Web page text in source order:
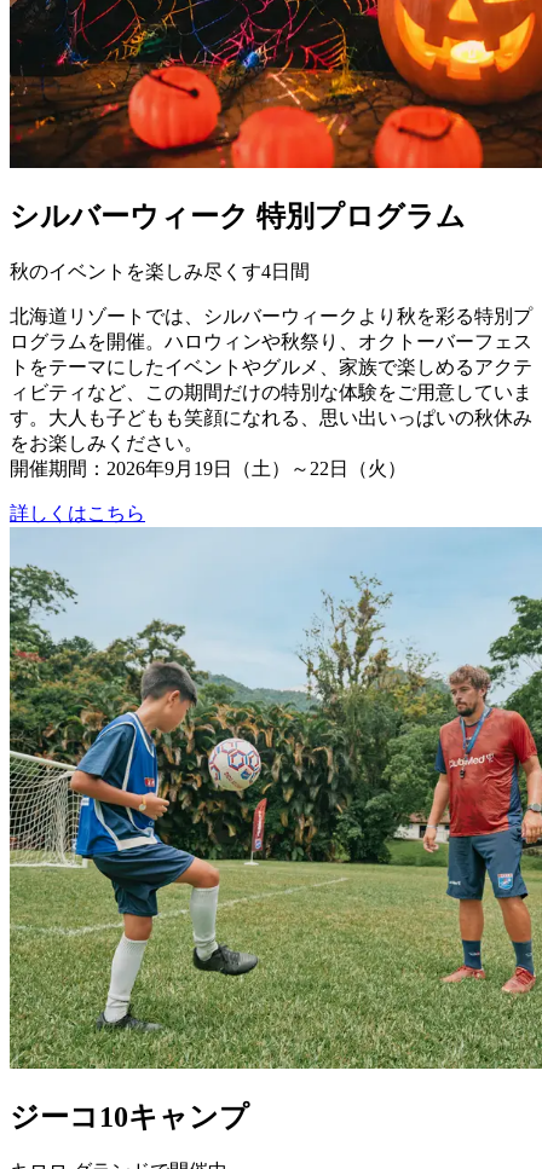
シルバーウィーク 特別プログラム
秋のイベントを楽しみ尽くす4日間
北海道リゾートでは、シルバーウィークより秋を彩る特別プ
ログラムを開催。ハロウィンや秋祭り、オクトーバーフェス
トをテーマにしたイベントやグルメ、家族で楽しめるアクテ
ィビティなど、この期間だけの特別な体験をご用意していま
す。大人も子どもも笑顔になれる、思い出いっぱいの秋休み
をお楽しみください。
開催期間：2026年9月19日（土）～22日（火）
詳しくはこちら
ジーコ10キャンプ